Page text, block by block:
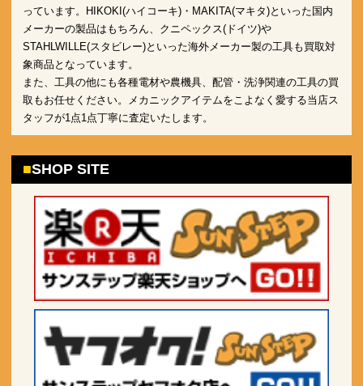
っています。HIKOKI(ハイコーキ)・MAKITA(マキタ)といった国内
メーカーの製品はもちろん、クニペックス(ドイツ)や
STAHLWILLE(スタビレー)といった海外メーカー製の工具も買取対
象商品となっています。
また、工具の他にも各種電材や農機具、配管・洗浄関連の工具の買
取もお任せください。メカニックアイテムをこよなく愛する当店ス
タッフが1点1点丁寧に査定いたします。
SHOP SITE